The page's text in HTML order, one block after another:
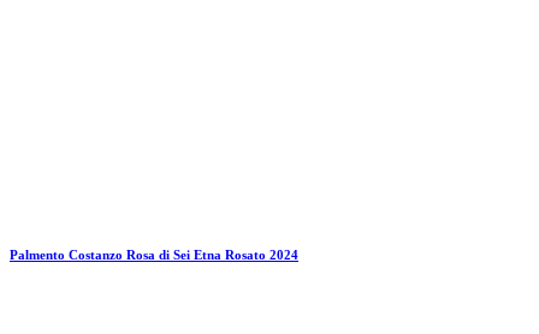
Palmento Costanzo Rosa di Sei Etna Rosato 2024